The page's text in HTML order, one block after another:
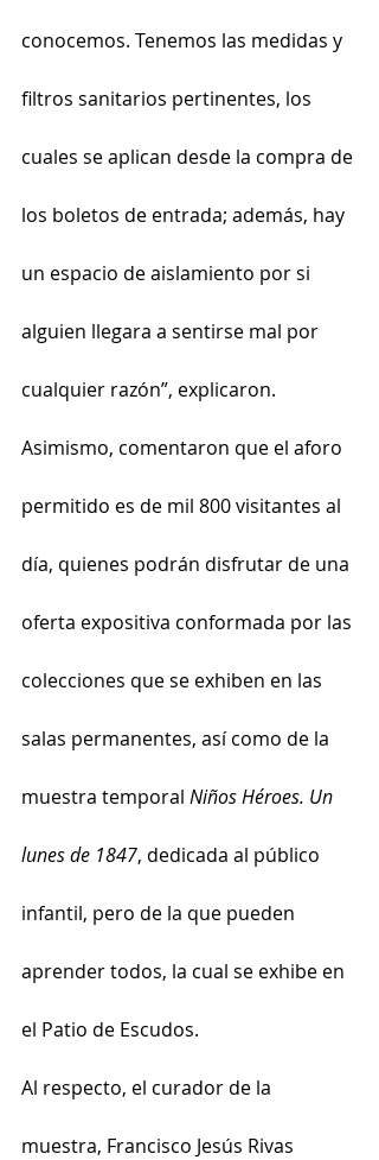
conocemos. Tenemos las medidas y
filtros sanitarios pertinentes, los
cuales se aplican desde la compra de
los boletos de entrada; además, hay
un espacio de aislamiento por si
alguien llegara a sentirse mal por
cualquier razón”, explicaron.
Asimismo, comentaron que el aforo
permitido es de mil 800 visitantes al
día, quienes podrán disfrutar de una
oferta expositiva conformada por las
colecciones que se exhiben en las
salas permanentes, así como de la
muestra temporal Niños Héroes. Un
lunes de 1847, dedicada al público
infantil, pero de la que pueden
aprender todos, la cual se exhibe en
el Patio de Escudos.
Al respecto, el curador de la
muestra, Francisco Jesús Rivas